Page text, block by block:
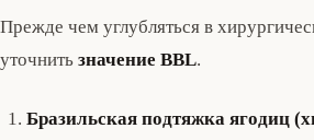
Прежде чем углубляться в
уточнить значение BBL.
Бразильская подтяжка ягодиц